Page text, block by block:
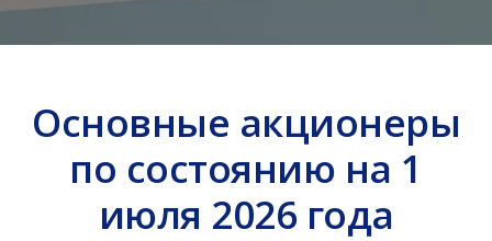
Основные акционеры
по состоянию на 1
июля 2026 года